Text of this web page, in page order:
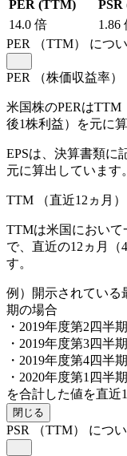
PER (TTM)
14.0 倍 1.86
PER
（TTM） につ
PER （株価収益率）
米国株のPERはTTM
後1株利益）を元に
EPSは、決算書類に
元に算出しています。
TTM （直近12ヵ月）
TTMは米国におい
で、直近の12ヵ月（
す。
例）開示されている
期の場合
・2019年度第2四半期
・2019年度第3四半期
・2019年度第4四半期
・2020年度第1四半期
を合計した値を直近
閉じる
PSR （TTM） につ